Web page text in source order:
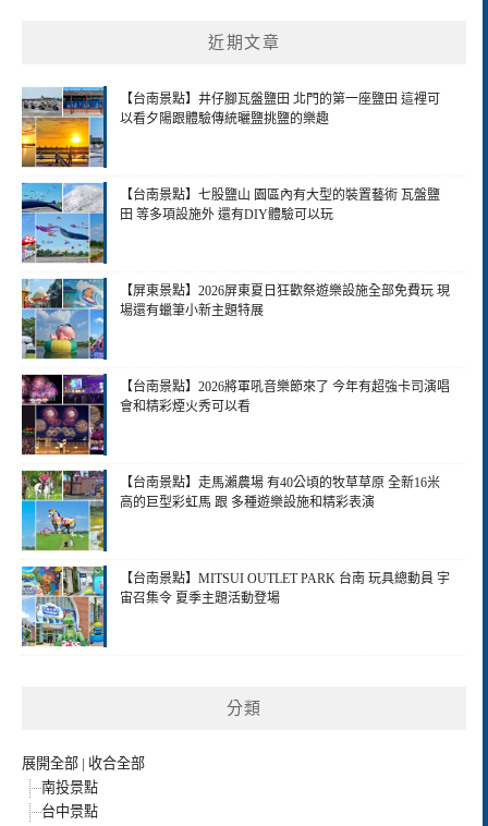
近期文章
【台南景點】井仔腳瓦盤鹽田 北門的第一座鹽田 這裡可
以看夕陽跟體驗傳統曬鹽挑鹽的樂趣
【台南景點】七股鹽山 園區內有大型的裝置藝術 瓦盤鹽
田 等多項設施外 還有DIY體驗可以玩
【屏東景點】2026屏東夏日狂歡祭遊樂設施全部免費玩 現
場還有蠟筆小新主題特展
【台南景點】2026將軍吼音樂節來了 今年有超強卡司演唱
會和精彩煙火秀可以看
【台南景點】走馬瀨農場 有40公頃的牧草草原 全新16米
高的巨型彩虹馬 跟 多種遊樂設施和精彩表演
【台南景點】MITSUI OUTLET PARK 台南 玩具總動員 宇
宙召集令 夏季主題活動登場
分類
展開全部 | 收合全部
南投景點
台中景點